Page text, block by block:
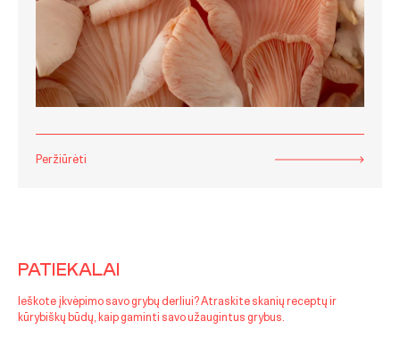
Peržiūrėti
PATIEKALAI
Ieškote įkvėpimo savo grybų derliui? Atraskite skanių receptų ir
kūrybiškų būdų, kaip gaminti savo užaugintus grybus.